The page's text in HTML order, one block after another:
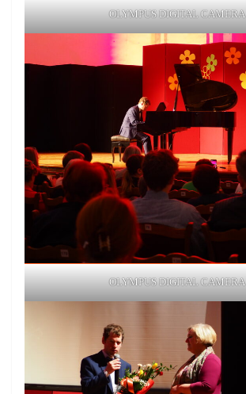
OLYMPUS DIGITAL CAMERA
OLYMPUS DIGITAL CAMERA